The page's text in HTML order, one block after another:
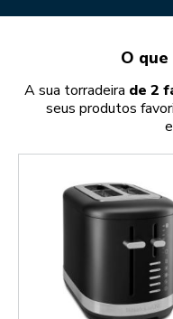
O
A sua torradeira de 2
seus produtos